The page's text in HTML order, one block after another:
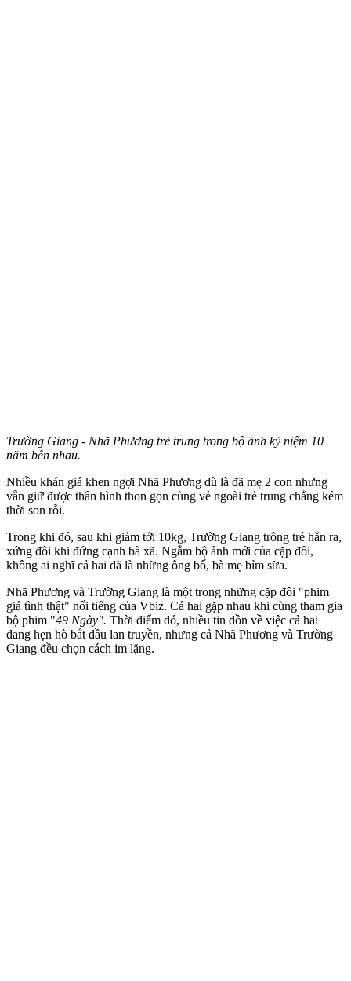
Trường Giang - Nhã Phương trẻ trung trong bộ ảnh kỷ niệm 10
năm bên nhau.
Nhiều khán giả khen ngợi Nhã Phương dù là đã mẹ 2 con nhưng
vẫn giữ được thâ‌n hìn‌h thon gọn cùng vẻ ngoài trẻ trung chẳng kém
thời son rỗi.
Trong khi đó, sau khi giảm tới 10kg, Trường Giang trông trẻ hẳn ra,
xứng đôi khi đứng cạnh bà xã. Ngắm bộ ảnh mới của cặp đôi,
không ai nghĩ cả hai đã là những ông bố, bà mẹ bỉm sữa.
Nhã Phương và Trường Giang là một trong những cặp đôi "phim
giả tình thật" nổi tiếng của Vbiz. Cả hai gặp nhau khi cùng tham gia
bộ phim "49 Ngày". Thời điểm đó, nhiều tin đồn về việc cả hai
đang hẹn hò bắt đầu lan truyền, nhưng cả Nhã Phương và Trường
Giang đều chọn cách im lặng.